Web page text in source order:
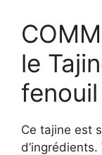
le
fenouil
Ce tajine est